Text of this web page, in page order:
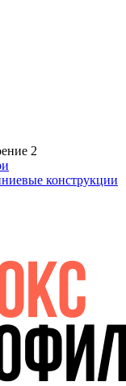
2
конструкции